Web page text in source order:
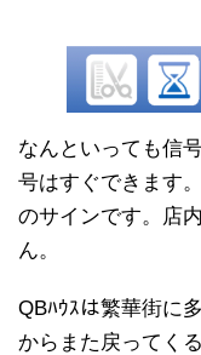
なんといっても信
号はすぐできます
のサインです。店
ん。
QBﾊｳｽは繁華街に
からまた戻ってく